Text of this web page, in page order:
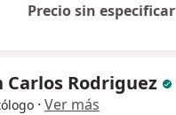
Precio sin especificar
Carlos Rodriguez
· Ver más